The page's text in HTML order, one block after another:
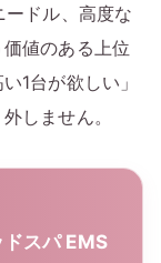
ドル、高度な
値のある上位
1台が欲しい」
しません。
スパ EMS